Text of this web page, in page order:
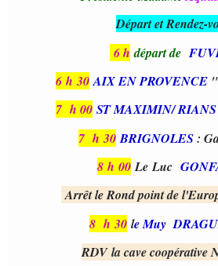
Départ et Rendez-
6 h départ de
6 h 30 AIX EN PROVENCE
7 h 00 ST MAXIMIN/ RIANS
7 h 30 BRIGNOLES:
8 h 00 Le Luc
Arrêt le Rond point de
8 h 30le Muy
RDV la cave coopérative